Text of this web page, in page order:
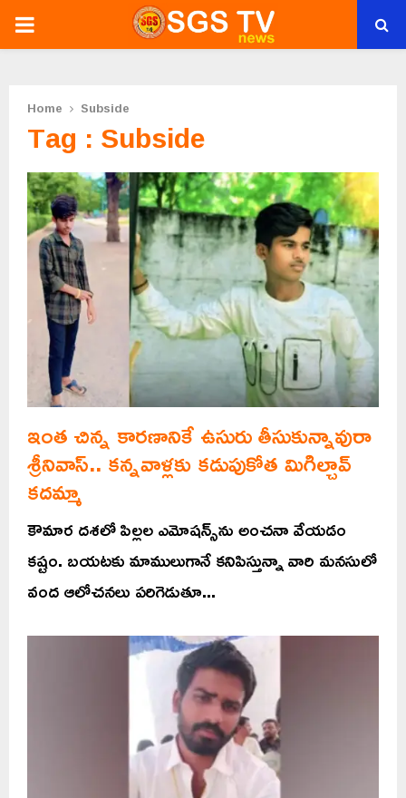
PRIMARY
Home Subside
Tag : Subside
ఇంత చిన్న కారణానికే ఉసురు తీసుకున్నావురా
శ్రీనివాస్.. కన్నవాళ్లకు కడుపుకోత మిగిల్చావ్
కదమ్మా
కౌమార దశలో పిల్లల ఎమోషన్స్‌ను అంచనా వేయడం
కష్టం. బయటకు మాములుగానే కనిపిస్తున్నా వారి మనసులో
వంద ఆలోచనలు పరిగెడుతూ...